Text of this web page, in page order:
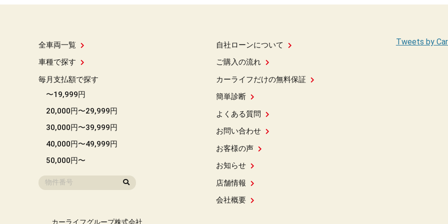
全車両一覧
車種で探す
毎月支払額で探す
〜19,999円
20,000円〜29,999円
30,000円〜39,999円
40,000円〜49,999円
50,000円〜
自社ローンについて
ご購入の流れ
カーライフだけの無料保証
簡単診断
よくある質問
お問い合わせ
お客様の声
お知らせ
店舗情報
会社概要
Tweets by
カーライフグループ株式会社